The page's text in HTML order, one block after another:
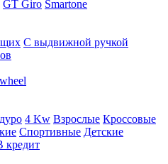
GT Giro Smartone
С выдвижной ручкой
4 Kw Взрослые Кроссовые
Спортивные Детские
кредит